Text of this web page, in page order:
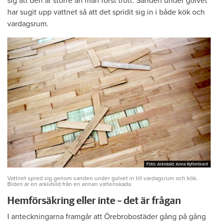
har sugit upp vattnet så att det spridit sig in i både kök och
vardagsrum.
Foto: Arkivbild: Anna Rytterbrant
Foto: Arkivbild: Anna Rytterbrant
Vattnet spred sig genom sanden under golvet in till vardagsrum och kök.
Biden är en arkivbild från en annan vattenskada.
Hemförsäkring eller inte – det är frågan
I anteckningarna framgår att Örebrobostäder gång på gång